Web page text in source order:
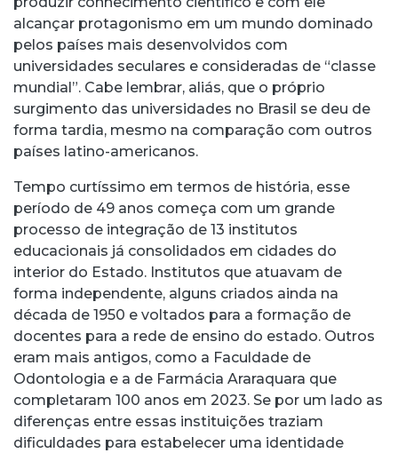
alcançar protagonismo em um mundo dominado
pelos países mais desenvolvidos com
universidades seculares e consideradas de “classe
mundial”. Cabe lembrar, aliás, que o próprio
surgimento das universidades no Brasil se deu de
forma tardia, mesmo na comparação com outros
países latino-americanos.
Tempo curtíssimo em termos de história, esse
período de 49 anos começa com um grande
processo de integração de 13 institutos
educacionais já consolidados em cidades do
interior do Estado. Institutos que atuavam de
forma independente, alguns criados ainda na
década de 1950 e voltados para a formação de
docentes para a rede de ensino do estado. Outros
eram mais antigos, como a Faculdade de
Odontologia e a de Farmácia Araraquara que
completaram 100 anos em 2023. Se por um lado as
diferenças entre essas instituições traziam
dificuldades para estabelecer uma identidade